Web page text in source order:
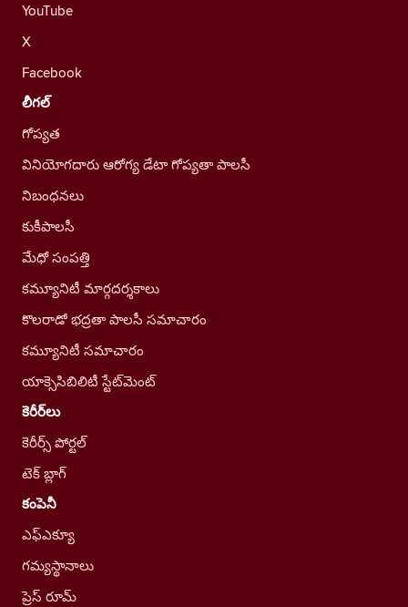
YouTube
X
Facebook
లీగల్
గోప్యత
వినియోగదారు ఆరోగ్య డేటా గోప్యతా పాలసీ
నిబంధనలు
కుకీపాలసీ
మేధో సంపత్తి
కమ్యూనిటీ మార్గదర్శకాలు
కొలరాడో భద్రతా పాలసీ సమాచారం
కమ్యూనిటీ సమాచారం
యాక్సెసిబిలిటీ స్టేట్‌మెంట్
కెరీర్‌లు
కెరీర్స్ పోర్టల్
టెక్ బ్లాగ్
కంపెనీ
ఎఫ్ఎక్యూ
గమ్యస్థానాలు
ప్రెస్ రూమ్